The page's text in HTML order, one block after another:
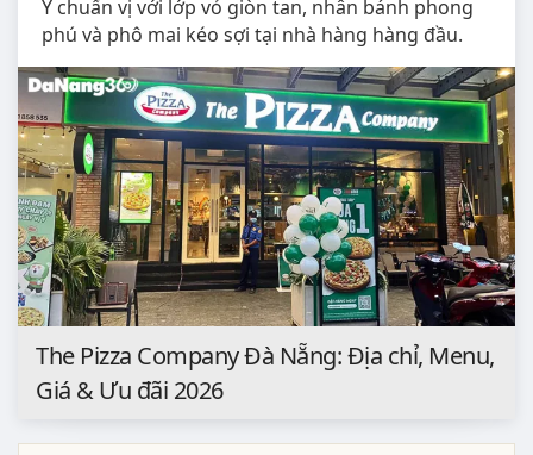
Ý chuẩn vị với lớp vỏ giòn tan, nhân bánh phong
phú và phô mai kéo sợi tại nhà hàng hàng đầu.
The Pizza Company Đà Nẵng: Địa chỉ, Menu,
Giá & Ưu đãi 2026